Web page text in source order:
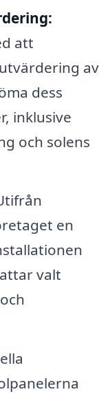
att
av
dess
inklusive
och solens
en
valt